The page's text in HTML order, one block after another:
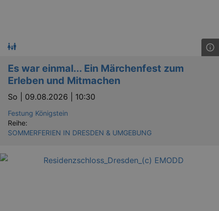
Es war einmal... Ein Märchenfest zum
Erleben und Mitmachen
So | 09.08.2026 | 10:30
Festung Königstein
Reihe:
SOMMERFERIEN IN DRESDEN & UMGEBUNG